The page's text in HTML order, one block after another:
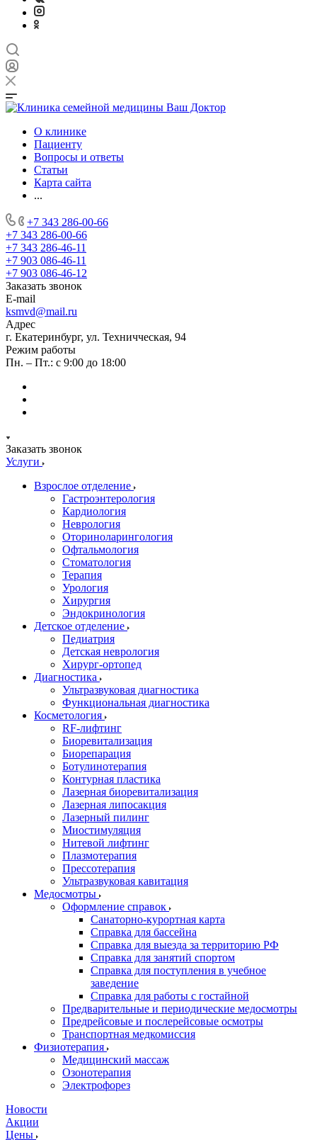
О клинике
Пациенту
Вопросы и ответы
Статьи
Карта сайта
...
+7 343 286-00-66
+7 343 286-00-66
+7 343 286-46-11
+7 903 086-46-11
+7 903 086-46-12
Заказать звонок
E-mail
ksmvd@mail.ru
Адрес
г. Екатеринбург, ул. Техничческая, 94
Режим работы
Пн. – Пт.: с 9:00 до 18:00
Заказать звонок
Услуги
Взрослое отделение
Гастроэнтерология
Кардиология
Неврология
Оториноларингология
Офтальмология
Стоматология
Терапия
Урология
Хирургия
Эндокринология
Детское отделение
Педиатрия
Детская неврология
Хирург-ортопед
Диагностика
Ультразвуковая диагностика
Функциональная диагностика
Косметология
RF-лифтинг
Биоревитализация
Биорепарация
Ботулинотерапия
Контурная пластика
Лазерная биоревитализация
Лазерная липосакция
Лазерный пилинг
Миостимуляция
Нитевой лифтинг
Плазмотерапия
Прессотерапия
Ультразвуковая кавитация
Медосмотры
Оформление справок
Санаторно-курортная карта
Справка для бассейна
Справка для выезда за территорию РФ
Справка для занятий спортом
Справка для поступления в учебное
заведение
Справка для работы с гостайной
Предварительные и периодические медосмотры
Предрейсовые и послерейсовые осмотры
Транспортная медкомиссия
Физиотерапия
Медицинский массаж
Озонотерапия
Электрофорез
Новости
Акции
Цены